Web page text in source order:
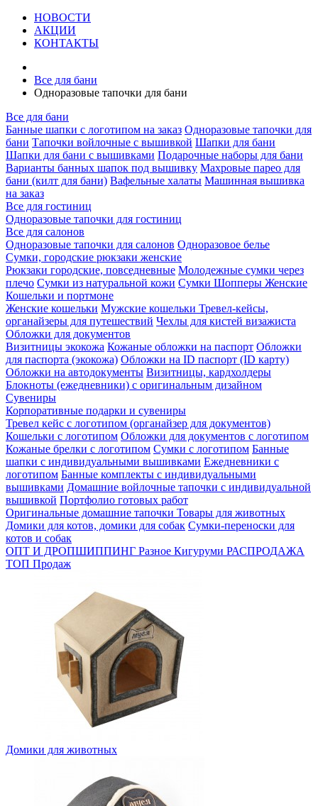
НОВОСТИ
АКЦИИ
КОНТАКТЫ
Все для бани
Одноразовые тапочки для бани
Все для бани
Банные шапки с логотипом на заказ Одноразовые тапочки для
бани Тапочки войлочные с вышивкой Шапки для бани
Шапки для бани с вышивками Подарочные наборы для бани
Варианты банных шапок под вышивку Махровые парео для
бани (килт для бани) Вафельные халаты Машинная вышивка
на заказ
Все для гостиниц
Одноразовые тапочки для гостиниц
Все для салонов
Одноразовые тапочки для салонов Одноразовое белье
Сумки, городские рюкзаки женские
Рюкзаки городские, повседневные Молодежные сумки через
плечо Сумки из натуральной кожи Сумки Шопперы Женские
Кошельки и портмоне
Женские кошельки Мужские кошельки Тревел-кейсы,
органайзеры для путешествий Чехлы для кистей визажиста
Обложки для документов
Визитницы экокожа Кожаные обложки на паспорт Обложки
для паспорта (экокожа) Обложки на ID паспорт (ID карту)
Обложки на автодокументы Визитницы, кардхолдеры
Блокноты (ежедневники) с оригинальным дизайном
Сувениры
Корпоративные подарки и сувениры
Тревел кейс с логотипом (органайзер для документов)
Кошельки с логотипом Обложки для документов с логотипом
Кожаные брелки с логотипом Сумки с логотипом Банные
шапки с индивидуальными вышивками Ежедневники с
логотипом Банные комплекты с индивидуальными
вышивками Домашние войлочные тапочки с индивидуальной
вышивкой Портфолио готовых работ
Оригинальные домашние тапочки Товары для животных
Домики для котов, домики для собак Сумки-переноски для
котов и собак
ОПТ И ДРОПШИППИНГ Разное Кигуруми РАСПРОДАЖА
ТОП Продаж
Домики для животных